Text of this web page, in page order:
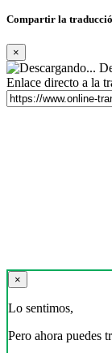
Compartir la
×
Enlace directo a la
×
Lo sentimos,
Pero ahora puedes